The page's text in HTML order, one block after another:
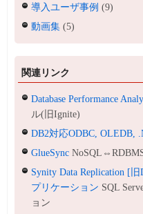
導入ユーザ事例 (9)
動画集 (5)
関連リンク
Database Performance
ル(旧Ignite)
DB2対応ODBC, OLEDB,
GlueSync
Synity Data Replication [
プリケーション SQL
ョン